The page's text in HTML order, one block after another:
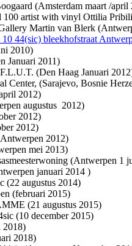
(Amsterdam maart /april
100 artist with vinyl Ottilia
Martin van Blerk
44(sic) bleekhofstraat
2010)
Januari 2011)
(Den Haag Januari
Center, (Sarajevo, Bosnie
2012)
augustus 2012)
2012)
2012)
2012)
mei 2013)
(Antwerpen 1
januari 2014 )
augustus 2014)
(februari 2015)
(21 augustus 2015)
(10 december 2015)
2018)
2018)